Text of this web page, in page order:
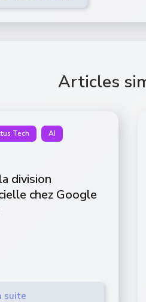
Articles
Tech AI
division
chez Google
suite